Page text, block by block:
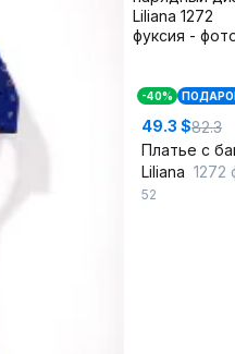
-40%
49.3 $82.3
Liliana 1272
52